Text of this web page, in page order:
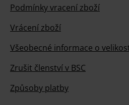
Podmínky vracení zboží
Vrácení zboží
Všeobecné informace o
Zrušit členství v BSC
Způsoby platby